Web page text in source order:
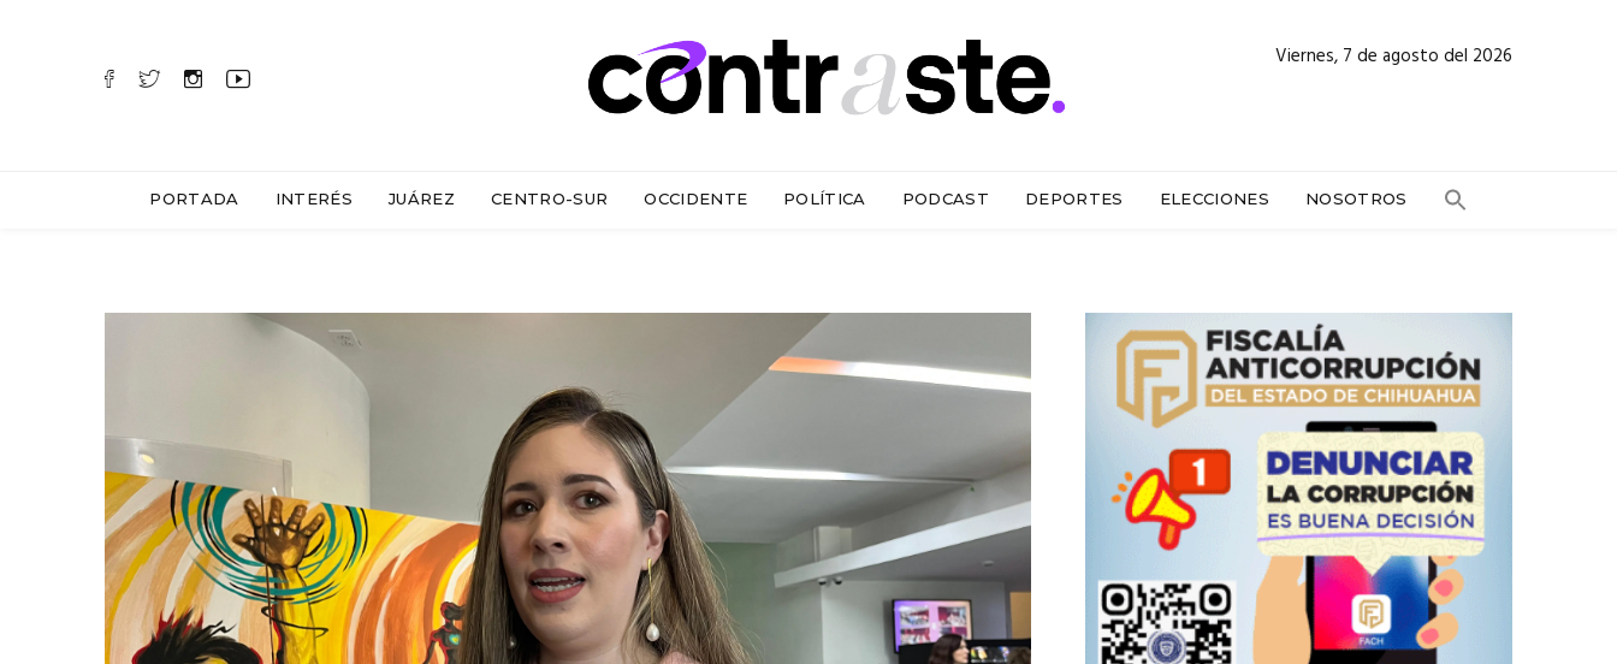
Viernes, 7 de agosto del 2026
PORTADA INTERÉS JUÁREZ CENTRO-SUR OCCIDENTE POLÍTICA PODCAST DEPORTES ELECCIONES NOSOTROS